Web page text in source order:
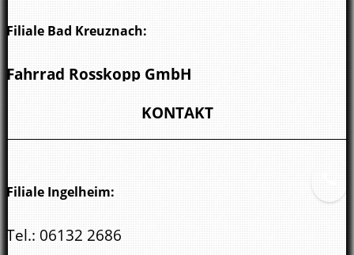
Filiale Bad Kreuznach:
Fahrrad Rosskopp GmbH
KONTAKT
Filiale Ingelheim:
Tel.: 06132 2686